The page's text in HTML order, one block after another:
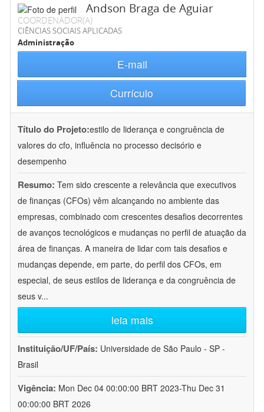
Andson Braga de Aguiar
COORDENADOR(A)
CIÊNCIAS SOCIAIS APLICADAS
Administração
E-mail
Currículo
Título do Projeto:estilo de liderança e congruência de
valores do cfo, influência no processo decisório e
desempenho
Resumo: Tem sido crescente a relevância que executivos
de finanças (CFOs) vêm alcançando no ambiente das
empresas, combinado com crescentes desafios decorrentes
de avanços tecnológicos e mudanças no perfil de atuação da
área de finanças. A maneira de lidar com tais desafios e
mudanças depende, em parte, do perfil dos CFOs, em
especial, de seus estilos de liderança e da congruência de
seus v...
leia mais
Instituição/UF/País: Universidade de São Paulo - SP -
Brasil
Vigência: Mon Dec 04 00:00:00 BRT 2023-Thu Dec 31
00:00:00 BRT 2026